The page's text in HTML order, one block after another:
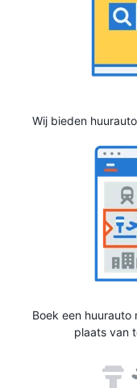
Wij bieden
Boek een huurauto
plaats van